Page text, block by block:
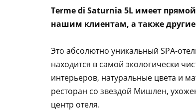
Terme di Saturnia 5L имеет
нашим клиентам, а также
Это абсолютно уникальный SPA-
находится в самой экологически
интерьеров, натуральные цвета и
ресторан со звездой Мишлен,
центр отеля.